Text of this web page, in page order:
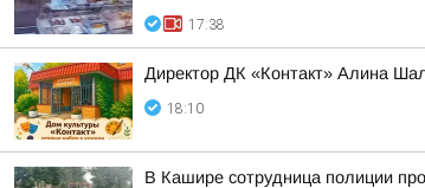
17:38
Директор ДК «Контакт» Алина
18:10
В Кашире сотрудница полиции